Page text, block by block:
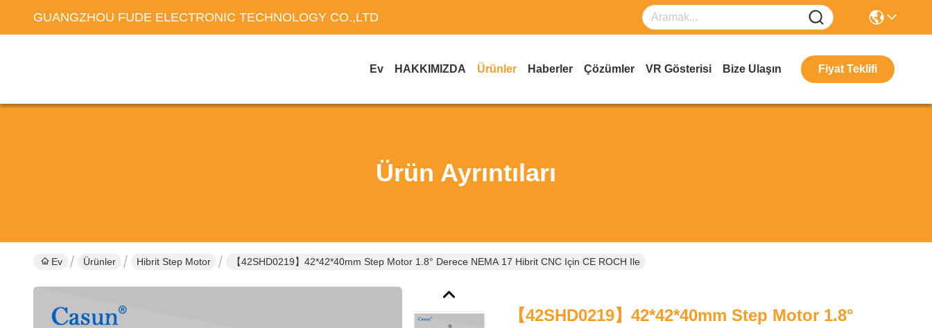
GUANGZHOU FUDE ELECTRONIC TECHNOLOGY CO.,LTD
Ev HAKKIMIZDA Ürünler Haberler Çözümler VR Gösterisi Bize Ulaşın Fiyat Teklifi
Ürün Ayrıntıları
Ev Ürünler Hibrit Step Motor 【42SHD0219】42*42*40mm Step Motor 1.8° Derece NEMA 17 Hibrit CNC Için CE ROCH Ile
【42SHD0219】42*42*40mm Step Motor 1.8°